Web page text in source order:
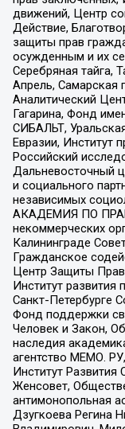
движений, Центр
Действие,
защиты прав
осужденным и их
Серебряная тайга,
Апрель, Самарская
Аналитический
Гагарина, Фонд
СИБАЛЬТ,
Евразии, Институт
Российский
Дальневосточный
и социального
независимых
АКАДЕМИЯ ПО
некоммерческих
Калининграде
Гражданское
Центр Защиты
Институт развития
Санкт-Петербурге
Фонд поддержки
Человек и Закон,
наследия
агентство МЕМО.
Институт
Женсовет,
антимонопольная
Дзугкоева Регина